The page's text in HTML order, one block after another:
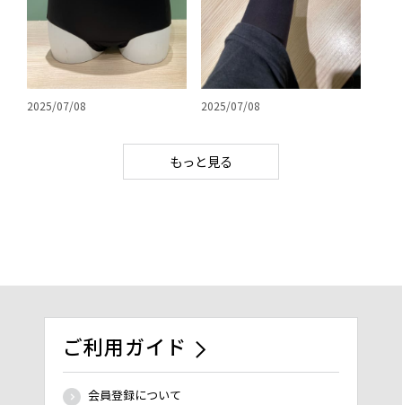
2025/07/08 2025/07/08
もっと見る
ご利用ガイド
会員登録について